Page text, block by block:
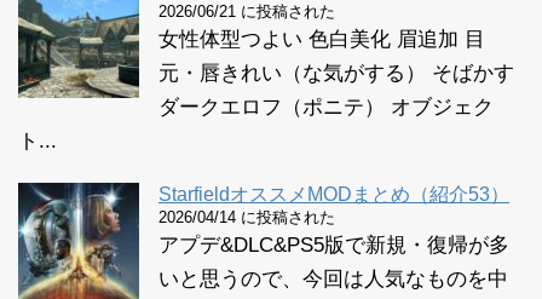
2026/06/21 に投稿された
女性体型つよい 色白美化 眉追加 目
元・唇きれい（な気がする） そばかす
ダークエロフ（ポニテ） オブジェク
ト...
StarfieldオススメMODまとめ（紹介53）
2026/04/14 に投稿された
アプデ&DLC&PS5版で新規・復帰が多
いと思うので、今回は人気なものを中